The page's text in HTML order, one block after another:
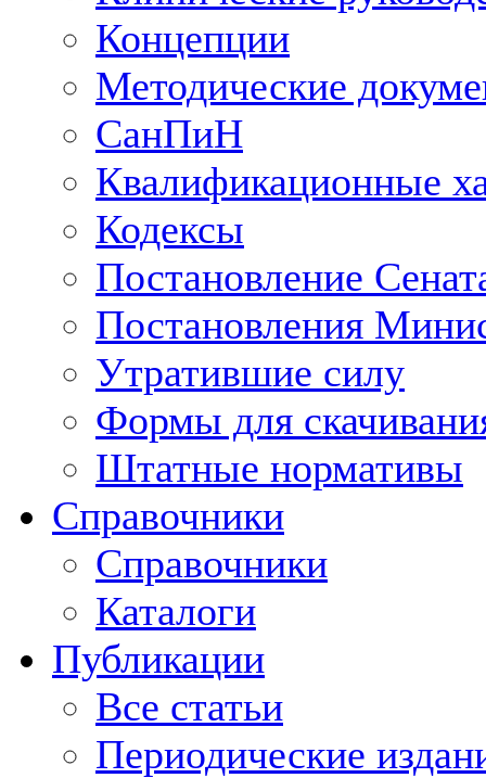
Концепции
Методические
СанПиН
Квалификационные
Кодексы
Постановление
Постановления
Утратившие силу
Формы для
Штатные нормативы
Справочники
Справочники
Каталоги
Публикации
Все статьи
Периодические